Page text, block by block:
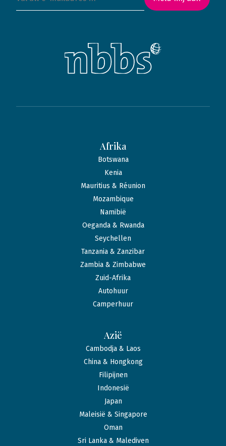
Afrika
Botswana
Kenia
Mauritius & Réunion
Mozambique
Namibië
Oeganda & Rwanda
Seychellen
Tanzania & Zanzibar
Zambia & Zimbabwe
Zuid-Afrika
Autohuur
Camperhuur
Azië
Cambodja & Laos
China & Hongkong
Filipijnen
Indonesië
Japan
Maleisië & Singapore
Oman
Sri Lanka & Malediven